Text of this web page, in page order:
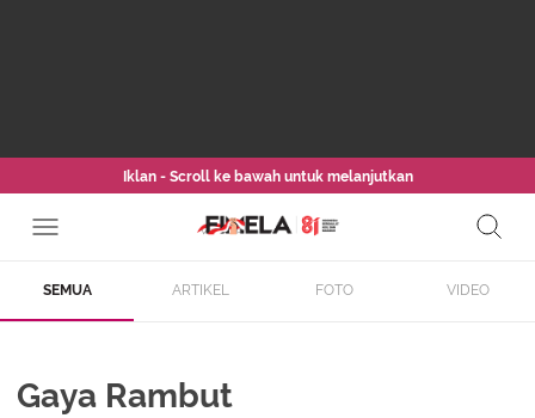
Iklan - Scroll ke bawah untuk melanjutkan
SEMUA ARTIKEL FOTO VIDEO
Gaya Rambut